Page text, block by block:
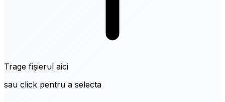
Trage fișierul aici
sau click pentru a selecta